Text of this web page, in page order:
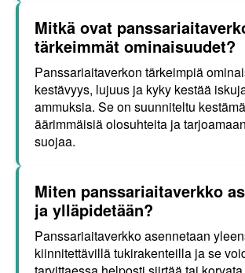
Mitkä ovat
tärkeimmät ominaisuudet?
Panssariaitaverkon tärkeimpiä
kestävyys, lujuus ja kyky kestää
ammuksia. Se on suunniteltu
äärimmäisiä olosuhteita ja
suojaa.
Miten panssariaitaverkko
ja ylläpidetään?
Panssariaitaverkko asennetaan
kiinnitettävillä tukirakenteilla ja se